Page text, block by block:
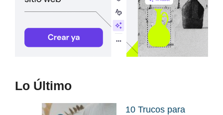
Lo Último
10 Trucos para